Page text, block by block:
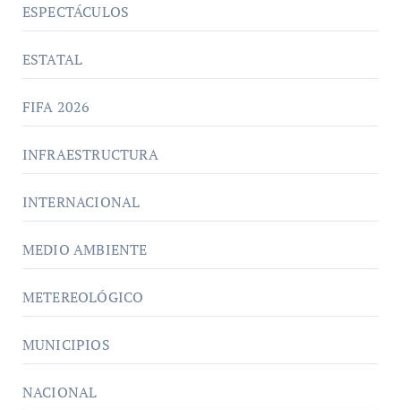
ESPECTÁCULOS
ESTATAL
FIFA 2026
INFRAESTRUCTURA
INTERNACIONAL
MEDIO AMBIENTE
METEREOLÓGICO
MUNICIPIOS
NACIONAL